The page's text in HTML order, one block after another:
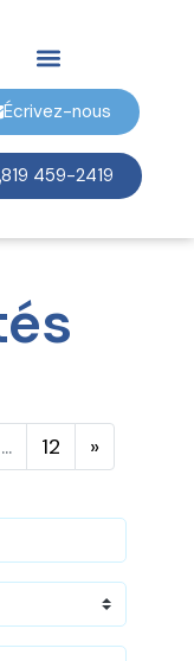
Écrivez-nous
819 459-2419
... 12 »